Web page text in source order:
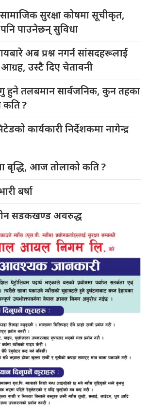
सुरक्षा कोषमा सूचीकृत,
पाउनेछन् सुविधा
अब प्रश्न नगर्न सांसदहरूलाई
उस्टै दिए चेतावनी
हुने तलबमान सार्वजनिक, कुन तहका
कति ?
कार्यकारी निर्देशकमा नागेन्द्र
बृद्धि, आज तोलाको कति ?
बर्षा
सडकखण्ड अवरुद्ध